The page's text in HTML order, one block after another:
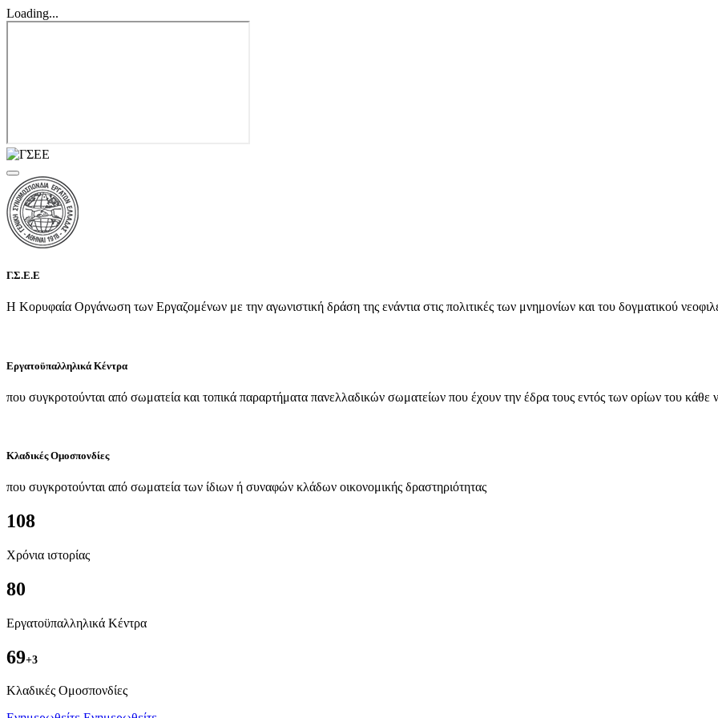
Loading...
Γ.Σ.Ε.Ε
Η Κορυφαία Οργάνωση των Εργαζομένων με την αγωνιστική δράση της ενάντια στις πολιτικές των μνημονίων και του δογματικού
Εργατοϋπαλληλικά Κέντρα
που συγκροτούνται από σωματεία και τοπικά παραρτήματα πανελλαδικών σωματείων που έχουν την έδρα τους εντός των ορίων του κάθε
Κλαδικές Ομοσπονδίες
που συγκροτούνται από σωματεία των ίδιων ή συναφών κλάδων οικονομικής δραστηριότητας
108
Χρόνια ιστορίας
80
Εργατοϋπαλληλικά Κέντρα
69+3
Kλαδικές Ομοσπονδίες